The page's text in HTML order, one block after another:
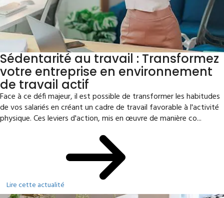
Sédentarité au travail : Transformez
votre entreprise en environnement
de travail actif
Face à ce défi majeur, il est possible de transformer les habitudes
de vos salariés en créant un cadre de travail favorable à l'activité
physique. Ces leviers d'action, mis en œuvre de manière co...
Lire cette actualité